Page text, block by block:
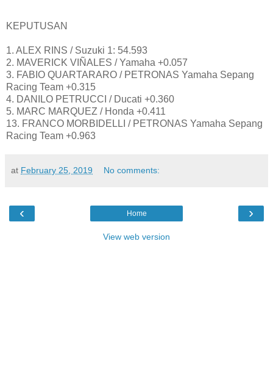
KEPUTUSAN
1. ALEX RINS / Suzuki 1: 54.593
2. MAVERICK VIÑALES / Yamaha +0.057
3. FABIO QUARTARARO / PETRONAS Yamaha Sepang
Racing Team +0.315
4. DANILO PETRUCCI / Ducati +0.360
5. MARC MARQUEZ / Honda +0.411
13. FRANCO MORBIDELLI / PETRONAS Yamaha Sepang
Racing Team +0.963
at February 25, 2019 No comments:
‹ ›
Home
View web version